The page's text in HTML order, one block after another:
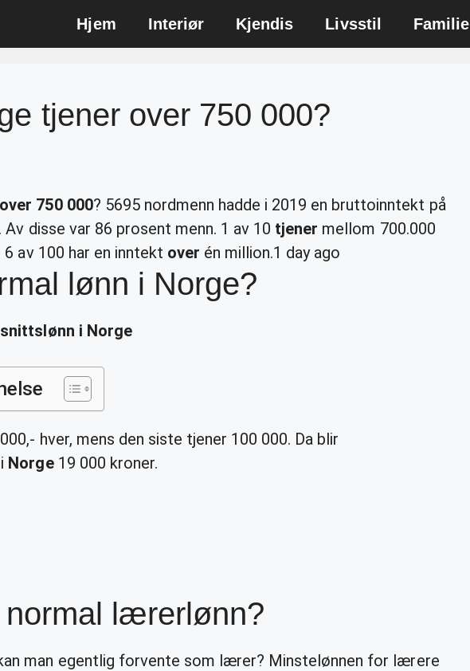
Hjem Interiør Kjendis Livsstil Familie
tjener over 750 000?
750 000? 5695 nordmenn hadde i 2019 en bruttoinntekt på
disse var 86 prosent menn. 1 av 10 tjener mellom 700.000
av 100 har en inntekt over én million.1 day ago
lønn i Norge?
i Norge
hver, mens den siste tjener 100 000. Da blir
Norge19 000 kroner.
normal lærerlønn?
man egentlig forvente som lærer? Minstelønnen for lærere